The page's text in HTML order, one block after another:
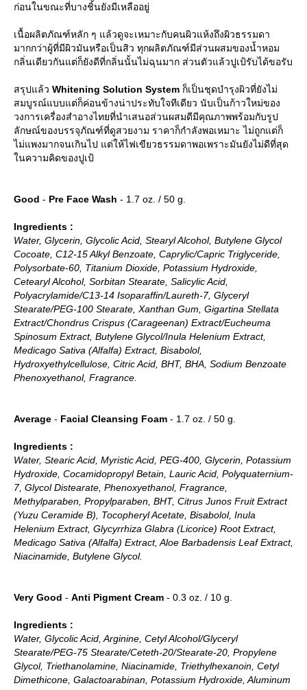
ก่อนในขณะที่บางชิ้นยังมีเหลืออยู่
เนื้อผลิตภัณฑ์หลัก ๆ แล้วดูจะเหมาะกับคนผิวแห้งถึงผิวธรรมดา
มากกว่าผู้ที่มีผิวมันหรือเป็นสิว ทุกผลิตภัณฑ์มีส่วนผสมของน้ำหอม
กลิ่นเดียวกันแต่ก็ยังดีที่กลิ่นนั้นไม่ฉุนมาก ส่วนตัวแล้วปูเป้รับได้ขอรับ
สรุปแล้ว Whitening Solution System ก็เป็นชุดบำรุงผิวที่ยังไม่
สมบูรณ์แบบแต่ก็ค่อนข้างน่าประทับใจทีเดียว นับเป็นก้าวใหม่ของ
วงการเครื่องสำอางไทยที่นำเสนอส่วนผสมดีมีคุณภาพพร้อมกับรูป
ลักษณ์ของบรรจุภัณฑ์ที่ดูสวยงาม ราคาก็กำลังพอเหมาะ ไม่ถูกแต่ก็
ไม่แพงมากจนเกินไป แต่ให้ไฟเขียวธรรมดาพอเพราะมันยังไม่ดีที่สุด
นความคิดของปูเป้
Good - Pre Face Wash - 1.7 oz. / 50 g.
Ingredients :
Water, Glycerin, Glycolic Acid, Stearyl Alcohol, Butylene Glycol
Cocoate, C12-15 Alkyl Benzoate, Caprylic/Capric Triglyceride,
Polysorbate-60, Titanium Dioxide, Potassium Hydroxide,
Cetearyl Alcohol, Sorbitan Stearate, Salicylic Acid,
Polyacrylamide/C13-14 Isoparaffin/Laureth-7, Glyceryl
Stearate/PEG-100 Stearate, Xanthan Gum, Gigartina Stellata
Extract/Chondrus Crispus (Carageenan) Extract/Eucheuma
Spinosum Extract, Butylene Glycol/Inula Helenium Extract,
Medicago Sativa (Alfalfa) Extract, Bisabolol,
Hydroxyethylcellulose, Citric Acid, BHT, BHA, Sodium Benzoate
Phenoxyethanol, Fragrance.
Average - Facial Cleansing Foam - 1.7 oz. / 50 g.
Ingredients :
Water, Stearic Acid, Myristic Acid, PEG-400, Glycerin, Potassium
Hydroxide, Cocamidopropyl Betain, Lauric Acid, Polyquaternium-
7, Glycol Distearate, Phenoxyethanol, Fragrance,
Methylparaben, Propylparaben, BHT, Citrus Junos Fruit Extract
(Yuzu Ceramide B), Tocopheryl Acetate, Bisabolol, Inula
Helenium Extract, Glycyrrhiza Glabra (Licorice) Root Extract,
Medicago Sativa (Alfalfa) Extract, Aloe Barbadensis Leaf Extract,
Niacinamide, Butylene Glycol.
Very Good - Anti Pigment Cream - 0.3 oz. / 10 g.
Ingredients :
Water, Glycolic Acid, Arginine, Cetyl Alcohol/Glyceryl
Stearate/PEG-75 Stearate/Ceteth-20/Stearate-20, Propylene
Glycol, Triethanolamine, Niacinamide, Triethylhexanoin, Cetyl
Dimethicone, Galactoarabinan, Potassium Hydroxide, Aluminum